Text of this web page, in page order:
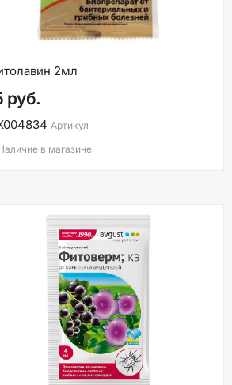
2мл
руб.
Артикул
в магазине